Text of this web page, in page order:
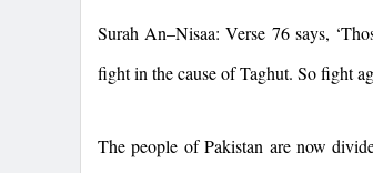
Surah An–Nisaa: Verse 76 says,
fight in the cause of Taghut. So fight
The people ofPakistan are now